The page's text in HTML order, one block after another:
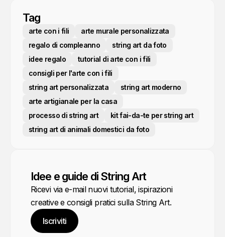
Tag
arte con i fili
arte murale personalizzata
regalo di compleanno
string art da foto
idee regalo
tutorial di arte con i fili
consigli per l'arte con i fili
string art personalizzata
string art moderno
arte artigianale per la casa
processo di string art
kit fai-da-te per string art
string art di animali domestici da foto
Idee e guide di String Art
Ricevi via e-mail nuovi tutorial, ispirazioni
creative e consigli pratici sulla String Art.
Iscriviti